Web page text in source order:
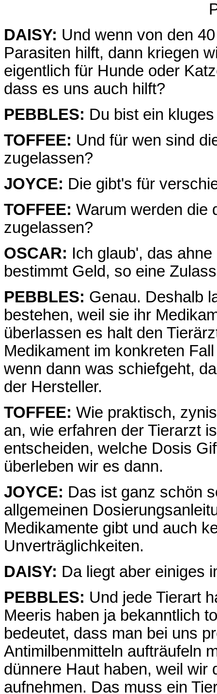
DAISY: Und wenn von den
Parasiten hilft, dann kriegen
eigentlich für Hunde oder
dass es uns auch hilft?
PEBBLES: Du bist ein
TOFFEE: Und für wen sind
zugelassen?
JOYCE: Die gibt's für
TOFFEE: Warum werden die
zugelassen?
OSCAR: Ich glaub', das
bestimmt Geld, so eine
PEBBLES: Genau. Deshalb
bestehen, weil sie ihr
überlassen es halt den
Medikament im konkreten
wenn dann was schiefgeht,
der Hersteller.
TOFFEE: Wie praktisch,
an, wie erfahren der Tierarzt
entscheiden, welche Dosis
überleben wir es dann.
JOYCE: Das ist ganz schön
allgemeinen
Medikamente gibt und auch
Unverträglichkeiten.
DAISY: Da liegt aber einiges
PEBBLES: Und jede Tierart
Meeris haben ja bekanntlich
bedeutet, dass man bei uns
Antimilbenmitteln aufträufeln
dünnere Haut haben, weil wir
aufnehmen. Das muss ein